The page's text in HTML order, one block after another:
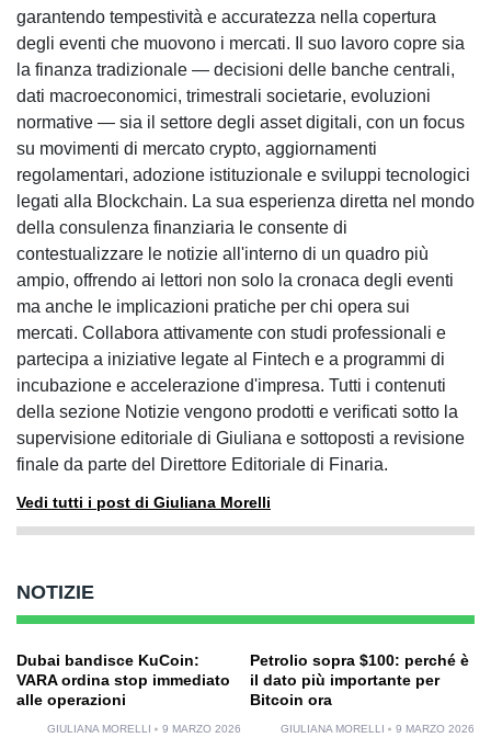
garantendo tempestività e accuratezza nella copertura
degli eventi che muovono i mercati. Il suo lavoro copre sia
la finanza tradizionale — decisioni delle banche centrali,
dati macroeconomici, trimestrali societarie, evoluzioni
normative — sia il settore degli asset digitali, con un focus
su movimenti di mercato crypto, aggiornamenti
regolamentari, adozione istituzionale e sviluppi tecnologici
legati alla Blockchain. La sua esperienza diretta nel mondo
della consulenza finanziaria le consente di
contestualizzare le notizie all'interno di un quadro più
ampio, offrendo ai lettori non solo la cronaca degli eventi
ma anche le implicazioni pratiche per chi opera sui
mercati. Collabora attivamente con studi professionali e
partecipa a iniziative legate al Fintech e a programmi di
incubazione e accelerazione d'impresa. Tutti i contenuti
della sezione Notizie vengono prodotti e verificati sotto la
supervisione editoriale di Giuliana e sottoposti a revisione
finale da parte del Direttore Editoriale di Finaria.
Vedi tutti i post di Giuliana Morelli
NOTIZIE
Dubai bandisce KuCoin:
VARA ordina stop immediato
alle operazioni
GIULIANA MORELLI 9 MARZO 2026
Petrolio sopra $100: perché è
il dato più importante per
Bitcoin ora
GIULIANA MORELLI 9 MARZO 2026